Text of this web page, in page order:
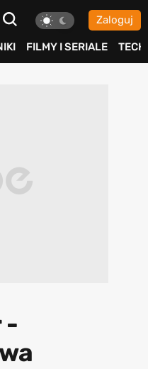
Zaloguj
FILMY I SERIALE TECH
-